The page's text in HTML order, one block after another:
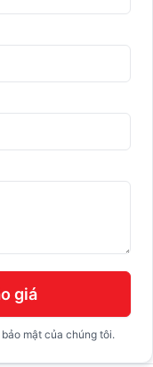
giá
mật của chúng tôi.